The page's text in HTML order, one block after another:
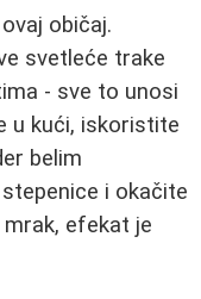
običaj.
svetleće trake
- sve to unosi
u kući, iskoristite
belim
i okačite
mrak, efekat je